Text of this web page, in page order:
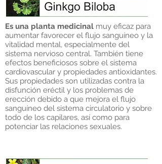
Es una planta medicinal muy eficaz para
aumentar favorecer el flujo sanguíneo y la
vitalidad mental, especialmente del
sistema nervioso central. También tiene
efectos beneficiosos sobre el sistema
cardiovascular y propiedades antioxidantes.
Sus propiedades son utilizadas contra la
disfunción eréctil y los problemas de
erección debido a que mejora el flujo
sanguíneo del sistema circulatorio y sobre
todo de los capilares, así como para
potenciar las relaciones sexuales.